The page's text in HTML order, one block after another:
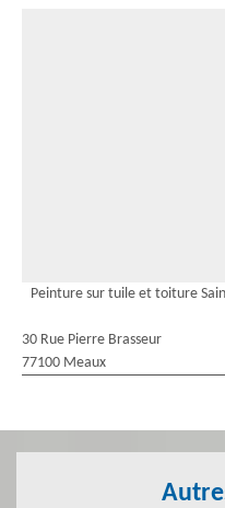
Peinture sur tuile et toiture
30 Rue Pierre Brasseur
77100 Meaux